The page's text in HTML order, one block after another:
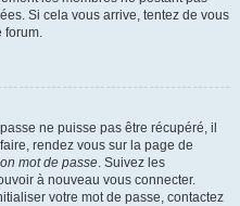
Si cela vous arrive, tentez de vous
forum.
ne puisse pas être récupéré, il
rendez vous sur la page de
mot de passe. Suivez les
à nouveau vous connecter.
votre mot de passe, contactez